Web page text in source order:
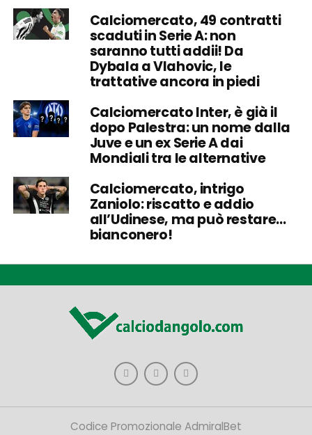
Calciomercato, 49 contratti
scaduti in Serie A: non
saranno tutti addii! Da
Dybala a Vlahovic, le
trattative ancora in piedi
Calciomercato Inter, è già il
dopo Palestra: un nome dalla
Juve e un ex Serie A dai
Mondiali tra le alternative
Calciomercato, intrigo
Zaniolo: riscatto e addio
all’Udinese, ma può restare…
bianconero!
Codice Promozionale AdmiralBet